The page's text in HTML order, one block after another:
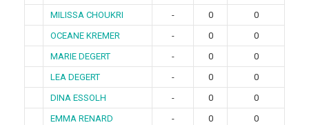
MILISSA CHOUKRI
- 0
0
OCEANE KREMER
- 0
0
MARIE DEGERT
- 0
0
LEA DEGERT
- 0
0
DINA ESSOLH
- 0
0
EMMA RENARD
- 0
0